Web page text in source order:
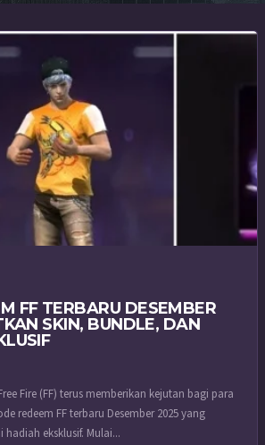
FF TERBARU DESEMBER
SKIN, BUNDLE, DAN
Fire (FF) terus memberikan kejutan bagi para
redeem FF terbaru Desember 2025 yang
eksklusif. Mulai...